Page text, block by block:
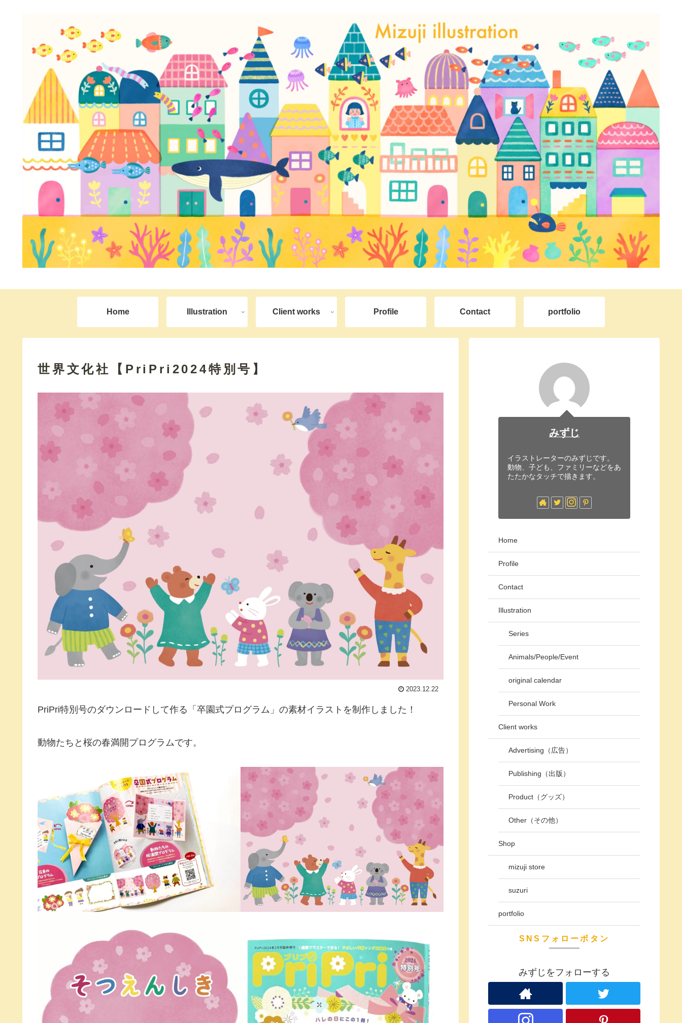
Home Illustration Client works Profile Contact portfolio
世界文化社【PriPri2024特別号】
2023.12.22
PriPri特別号のダウンロードして作る「卒園式プログラム」の素材イラストを制作しました！
動物たちと桜の春満開プログラムです。
みずじ
イラストレーターのみずじです。
動物、子ども、ファミリーなどをあ
たたかなタッチで描きます。
Home
Profile
Contact
Illustration
Series
Animals/People/Event
original calendar
Personal Work
Client works
Advertising（広告）
Publishing（出版）
Product（グッズ）
Other（その他）
Shop
mizuji store
suzuri
portfolio
SNSフォローボタン
みずじをフォローする